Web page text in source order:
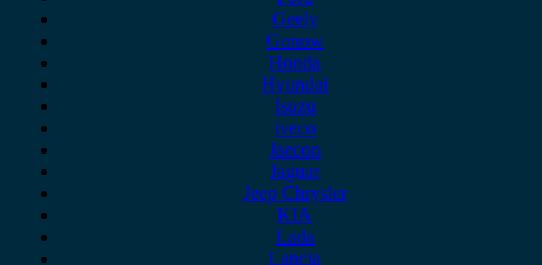
Geely
Gonow
Honda
Hyundai
Isuzu
iveco
Jaecoo
Jaguar
Jeep Chrysler
KIA
Lada
Lancia